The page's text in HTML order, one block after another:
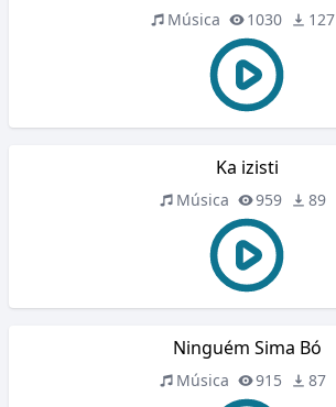
Música 1030 127
Ka izisti
Música 959 89
Ninguém Sima Bó
Música 915 87